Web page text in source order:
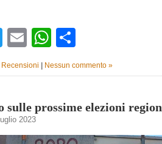
TwitterEmailWhatsApp
Recensioni Nessun commento »
sulle prossime elezioni
2023